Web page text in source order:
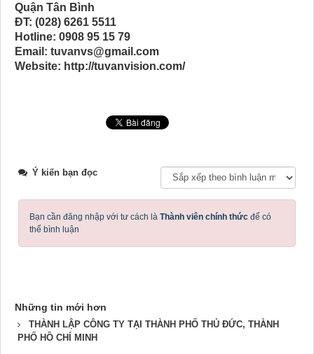
Quận Tân Bình
ĐT: (028) 6261 5511
Hotline: 0908 95 15 79
Email: tuvanvs@gmail.com
Website: http://tuvanvision.com/
Ý kiến bạn đọc
Bạn cần đăng nhập với tư cách là Thành viên chính thức để có
thể bình luận
Những tin mới hơn
THÀNH LẬP CÔNG TY TẠI THÀNH PHỐ THỦ ĐỨC, THÀNH
PHỐ HỒ CHÍ MINH